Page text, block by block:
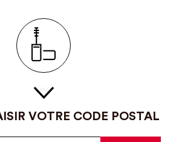
VOTRE CODE POSTAL